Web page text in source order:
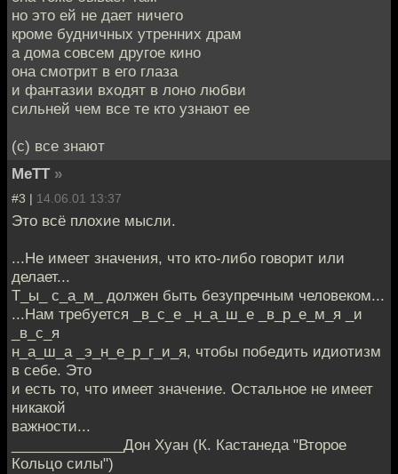
но это ей не дает ничего
кроме будничных утренних драм
а дома совсем другое кино
она смотрит в его глаза
и фантазии входят в лоно любви
сильней чем все те кто узнают ее
(c) все знают
MeTT »
#3 | 14.06.01 13:37
Это всё плохие мысли.
...Не имеет значения, что кто-либо говорит или
делает...
Т_ы_ с_а_м_ должен быть безупречным человеком...
...Нам требуется _в_с_е _н_а_ш_е _в_р_е_м_я _и
_в_с_я
н_а_ш_а _э_н_е_р_г_и_я, чтобы победить идиотизм
в себе. Это
и есть то, что имеет значение. Остальное не имеет
никакой
важности...
______________Дон Хуан (К. Кастанеда "Второе
Кольцо силы")